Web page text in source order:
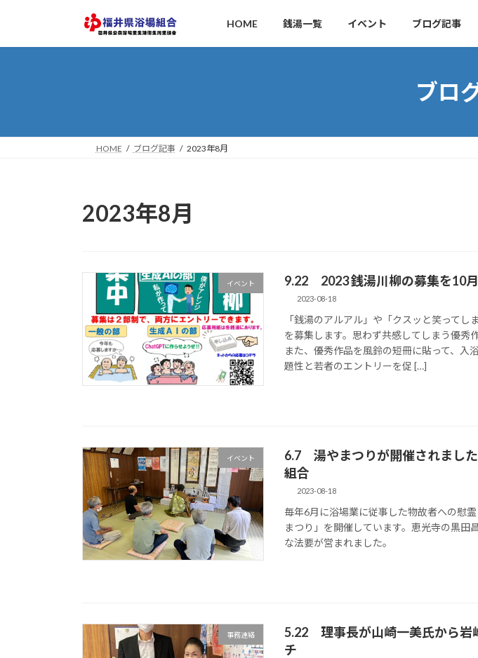
HOME 銭湯一覧 イベント ブログ記事
ブロ
HOME ブログ記事 2023年8月
2023年8月
イベント 9.22 2023 銭湯川柳の募集を10
2023-08-18
「銭湯のアルアル」や「クスッと笑ってし
を募集します。思わず共感してしまう優秀
また、優秀作品を風鈴の短冊に貼って、入
題性と若者のエントリーを促 […]
イベント
6.7 湯やまつりが開催されまし
組合
2023-08-18
毎年6月に浴場業に従事した物故者への慰
まつり」を開催しています。恵光寺の黒田
な法要が営まれました。
事務連絡
5.22 理事長が山崎一美氏から岩
チ